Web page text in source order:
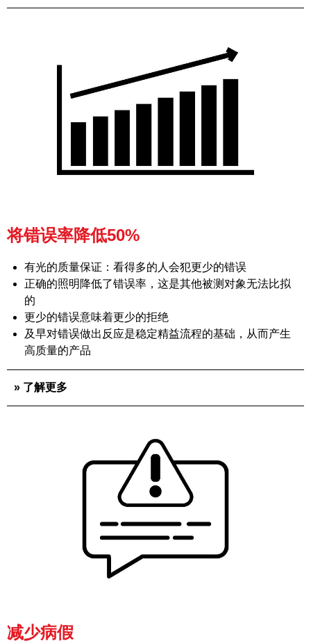
将错误率降低50%
有光的质量保证：看得多的人会犯更少的错误
正确的照明降低了错误率，这是其他被测对象无法比拟
的
更少的错误意味着更少的拒绝
及早对错误做出反应是稳定精益流程的基础，从而产生
高质量的产品
» 了解更多
减少病假